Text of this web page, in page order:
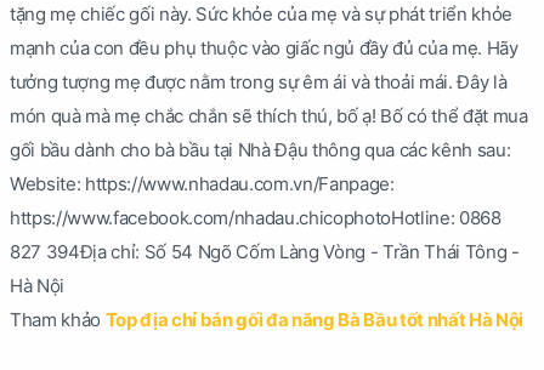
tặng mẹ chiếc gối này. Sức khỏe của mẹ và sự phát triển khỏe
mạnh của con đều phụ thuộc vào giấc ngủ đầy đủ của mẹ. Hãy
tưởng tượng mẹ được nằm trong sự êm ái và thoải mái. Đây là
món quà mà mẹ chắc chắn sẽ thích thú, bố ạ! Bố có thể đặt mua
gối bầu dành cho bà bầu tại Nhà Đậu thông qua các kênh sau:
Website: https://www.nhadau.com.vn/Fanpage:
https://www.facebook.com/nhadau.chicophotoHotline: 0868
827 394Địa chỉ: Số 54 Ngõ Cốm Làng Vòng - Trần Thái Tông -
Hà Nội
Tham khảo Top địa chỉ bán gối đa năng Bà Bầu tốt nhất Hà Nội